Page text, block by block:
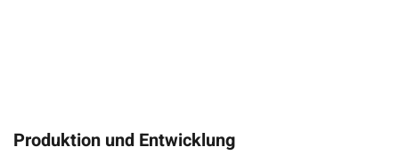
Produktion und Entwicklung